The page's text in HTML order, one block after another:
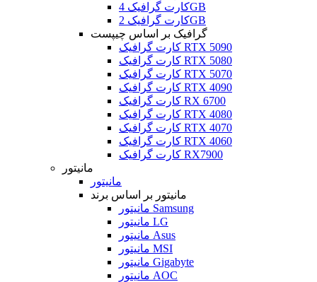
کارت گرافیک 4GB
کارت گرافیک 2GB
گرافیک بر اساس چیپست
کارت گرافیک RTX 5090
کارت گرافیک RTX 5080
کارت گرافیک RTX 5070
کارت گرافیک RTX 4090
کارت گرافیک RX 6700
کارت گرافیک RTX 4080
کارت گرافیک RTX 4070
کارت گرافیک RTX 4060
کارت گرافیک RX7900
مانیتور
مانیتور
مانیتور بر اساس برند
مانیتور Samsung
مانیتور LG
مانیتور Asus
مانیتور MSI
مانیتور Gigabyte
مانیتور AOC